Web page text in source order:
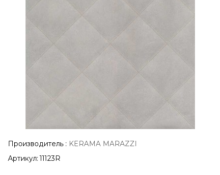
Производитель : KERAMA MARAZZI
Артикул: 11123R